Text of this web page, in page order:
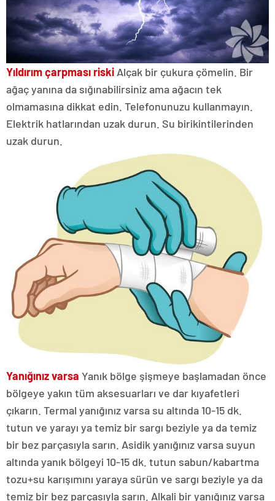
Yıldırım çarpması riski Alçak bir çukura çömelin. Bir
ağaç yanına da sığınabilirsiniz ama ağacın tek
olmamasına dikkat edin. Telefonunuzu kullanmayın.
Elektrik hatlarından uzak durun. Su birikintilerinden
uzak durun.
Yanığınız varsa Yanık bölge şişmeye başlamadan önce
bölgeye yakın tüm aksesuarları ve dar kıyafetleri
çıkarın. Termal yanığınız varsa su altında 10-15 dk.
tutun ve yarayı ya temiz bir sargı beziyle ya da temiz
bir bez parçasıyla sarın. Asidik yanığınız varsa suyun
altında yanık bölgeyi 10-15 dk. tutun sabun/kabartma
tozu+su karışımını yaraya sürün ve sargı beziyle ya da
temiz bir bez parçasıyla sarın. Alkali bir yanığınız varsa